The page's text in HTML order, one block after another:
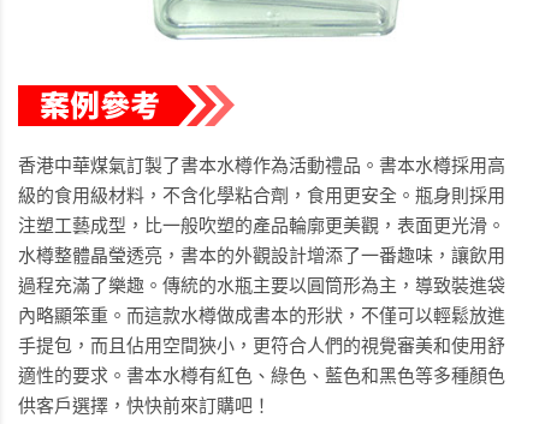
香港中華煤氣訂製了書本水樽作為活動禮品。書本水樽採用高
級的食用級材料，不含化學粘合劑，食用更安全。瓶身則採用
注塑工藝成型，比一般吹塑的產品輪廓更美觀，表面更光滑。
水樽整體晶瑩透亮，書本的外觀設計增添了一番趣味，讓飲用
過程充滿了樂趣。傳統的水瓶主要以圓筒形為主，導致裝進袋
內略顯笨重。而這款水樽做成書本的形狀，不僅可以輕鬆放進
手提包，而且佔用空間狹小，更符合人們的視覺審美和使用舒
適性的要求。書本水樽有紅色、綠色、藍色和黑色等多種顏色
供客戶選擇，快快前來訂購吧！